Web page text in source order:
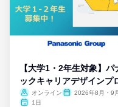
【大学1・2年生対象】パ
ックキャリアデザインプ
ム
オンライン
2026年8月・9
1日